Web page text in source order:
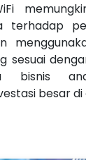
terhadap
sesuai
bisnis
besar di